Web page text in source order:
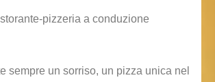
pizzeria a conduzione
sempre un sorriso, un pizza unica nel